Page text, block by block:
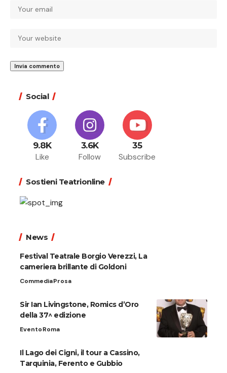
Social
9.8K
Like
3.6K
Follow
35
Subscribe
Sostieni Teatrionline
News
Festival Teatrale Borgio Verezzi, La
cameriera brillante di Goldoni
CommediaProsa
Sir Ian Livingstone, Romics d’Oro
della 37^ edizione
EventoRoma
Il Lago dei Cigni, il tour a Cassino,
Tarquinia, Ferento e Gubbio